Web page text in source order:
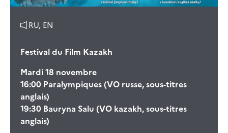
RU, EN
Festival du Film Kazakh
Mardi 18 novembre
16:00 Paralympiques (VO russe, sous-titres
anglais)
19:30 Bauryna Salu (VO kazakh, sous-titres
anglais)